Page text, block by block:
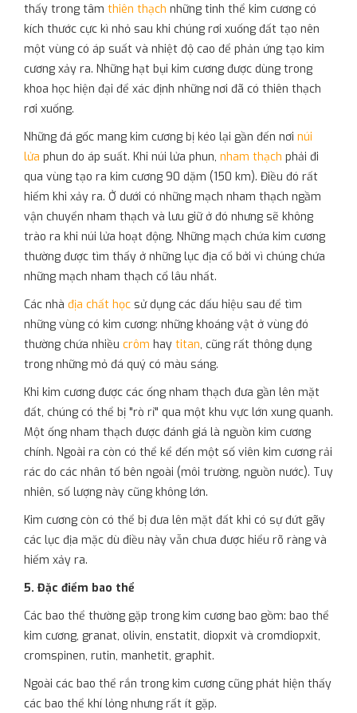
thấy trong tâm thiên thạch những tinh thể kim cương có
kích thước cực kì nhỏ sau khi chúng rơi xuống đất tạo nên
một vùng có áp suất và nhiệt độ cao để phản ứng tạo kim
cương xảy ra. Những hạt bụi kim cương được dùng trong
khoa học hiện đại để xác định những nơi đã có thiên thạch
rơi xuống.
Những đá gốc mang kim cương bị kéo lại gần đến nơi núi
lửa phun do áp suất. Khi núi lửa phun, nham thạch phải đi
qua vùng tạo ra kim cương 90 dặm (150 km). Điều đó rất
hiếm khi xảy ra. Ở dưới có những mạch nham thạch ngầm
vận chuyển nham thạch và lưu giữ ở đó nhưng sẽ không
trào ra khi núi lửa hoạt động. Những mạch chứa kim cương
thường được tìm thấy ở những lục địa cổ bởi vì chúng chứa
những mạch nham thạch cổ lâu nhất.
Các nhà địa chất học sử dụng các dấu hiệu sau để tìm
những vùng có kim cương: những khoáng vật ở vùng đó
thường chứa nhiều crôm hay titan, cũng rất thông dụng
trong những mỏ đá quý có màu sáng.
Khi kim cương được các ống nham thạch đưa gần lên mặt
đất, chúng có thể bị "rò rỉ" qua một khu vực lớn xung quanh.
Một ống nham thạch được đánh giá là nguồn kim cương
chính. Ngoài ra còn có thể kể đến một số viên kim cương rải
rác do các nhân tố bên ngoài (môi trường, nguồn nước). Tuy
nhiên, số lượng này cũng không lớn.
Kim cương còn có thể bị đưa lên mặt đất khi có sự đứt gãy
các lục địa mặc dù điều này vẫn chưa được hiểu rõ ràng và
hiếm xảy ra.
5. Đặc điểm bao thể
Các bao thể thường gặp trong kim cương bao gồm: bao thể
kim cương, granat, olivin, enstatit, diopxit và cromdiopxit,
cromspinen, rutin, manhetit, graphit.
Ngoài các bao thể rắn trong kim cương cũng phát hiện thấy
các bao thể khí lỏng nhưng rất ít gặp.